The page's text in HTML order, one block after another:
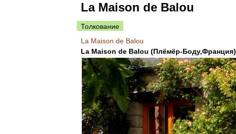
La Maison de Balou
Толкование
La Maison de Balou
La Maison de Balou (Плёмёр-Боду,Франция)